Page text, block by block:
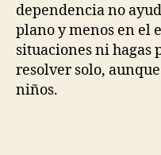
dependencia no
plano y menos en el
situaciones ni hagas
resolver solo,
niños.